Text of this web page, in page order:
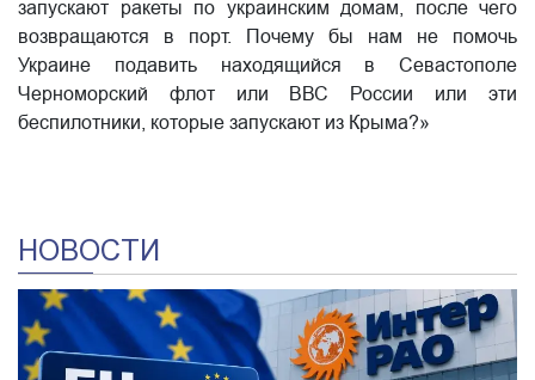
запускают ракеты по украинским домам, после чего
возвращаются в порт. Почему бы нам не помочь
Украине подавить находящийся в Севастополе
Черноморский флот или ВВС России или эти
беспилотники, которые запускают из Крыма?»
НОВОСТИ